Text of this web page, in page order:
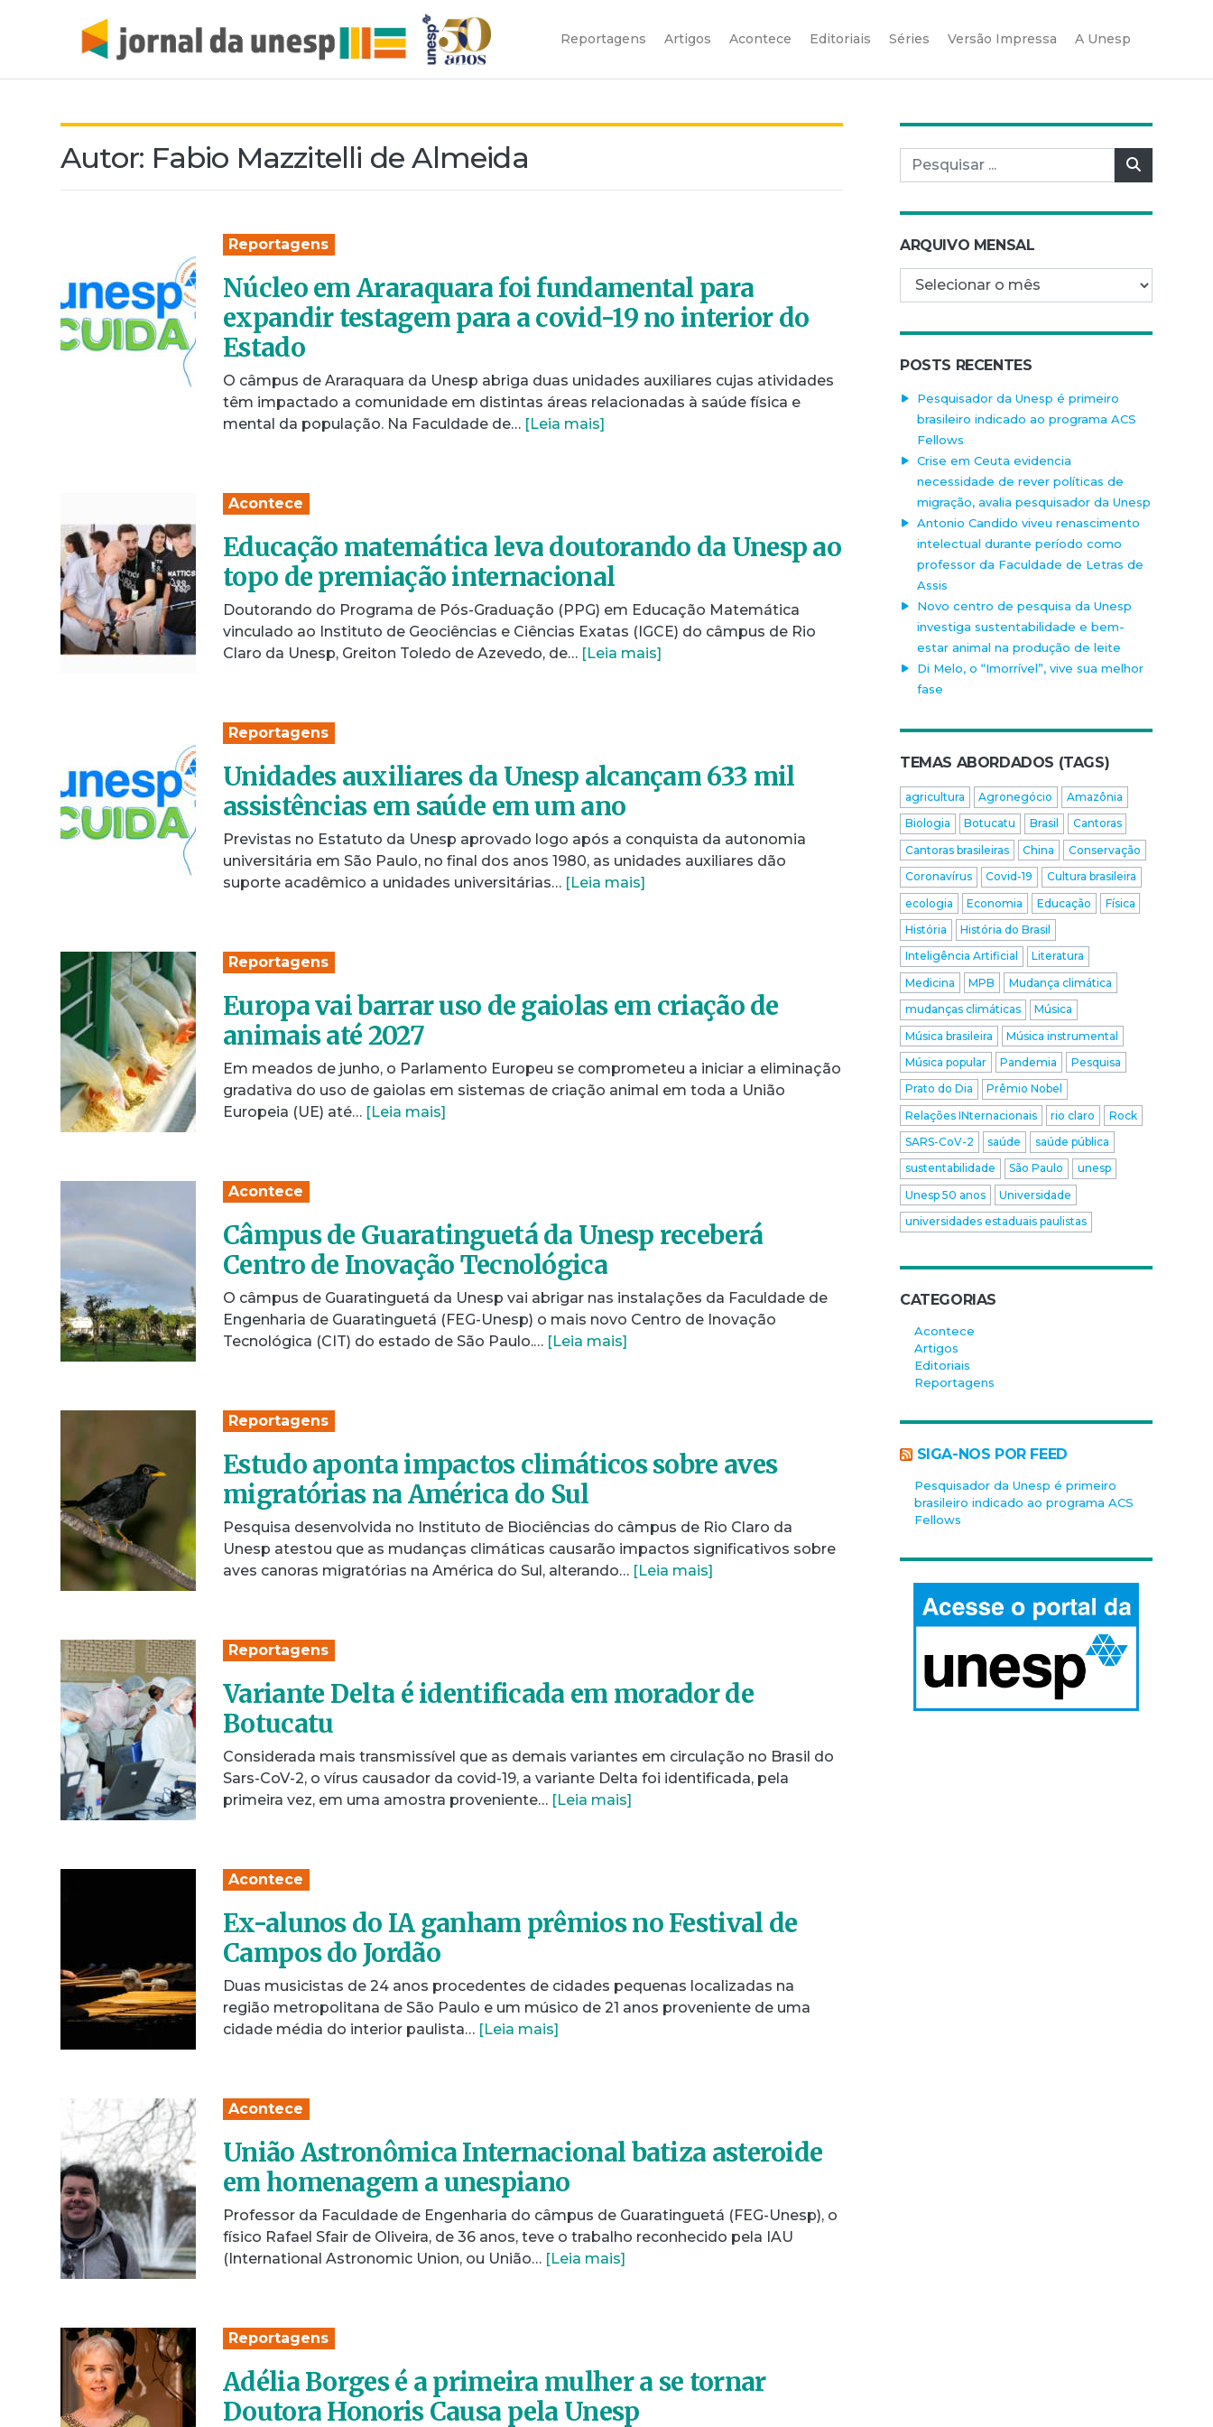
Reportagens Artigos Acontece Editoriais Séries Versão Impressa A Unesp
Autor: Fabio Mazzitelli de Almeida
Reportagens
Núcleo em Araraquara foi fundamental para
expandir testagem para a covid-19 no interior do
Estado
O câmpus de Araraquara da Unesp abriga duas unidades auxiliares cujas atividades
têm impactado a comunidade em distintas áreas relacionadas à saúde física e
mental da população. Na Faculdade de… [Leia mais]
Acontece
Educação matemática leva doutorando da Unesp ao
topo de premiação internacional
Doutorando do Programa de Pós-Graduação (PPG) em Educação Matemática
vinculado ao Instituto de Geociências e Ciências Exatas (IGCE) do câmpus de Rio
Claro da Unesp, Greiton Toledo de Azevedo, de… [Leia mais]
Reportagens
Unidades auxiliares da Unesp alcançam 633 mil
assistências em saúde em um ano
Previstas no Estatuto da Unesp aprovado logo após a conquista da autonomia
universitária em São Paulo, no final dos anos 1980, as unidades auxiliares dão
suporte acadêmico a unidades universitárias… [Leia mais]
Reportagens
Europa vai barrar uso de gaiolas em criação de
animais até 2027
Em meados de junho, o Parlamento Europeu se comprometeu a iniciar a eliminação
gradativa do uso de gaiolas em sistemas de criação animal em toda a União
Europeia (UE) até… [Leia mais]
Acontece
Câmpus de Guaratinguetá da Unesp receberá
Centro de Inovação Tecnológica
O câmpus de Guaratinguetá da Unesp vai abrigar nas instalações da Faculdade de
Engenharia de Guaratinguetá (FEG-Unesp) o mais novo Centro de Inovação
Tecnológica (CIT) do estado de São Paulo.… [Leia mais]
Reportagens
Estudo aponta impactos climáticos sobre aves
migratórias na América do Sul
Pesquisa desenvolvida no Instituto de Biociências do câmpus de Rio Claro da
Unesp atestou que as mudanças climáticas causarão impactos significativos sobre
aves canoras migratórias na América do Sul, alterando… [Leia mais]
Reportagens
Variante Delta é identificada em morador de
Botucatu
Considerada mais transmissível que as demais variantes em circulação no Brasil do
Sars-CoV-2, o vírus causador da covid-19, a variante Delta foi identificada, pela
primeira vez, em uma amostra proveniente… [Leia mais]
Acontece
Ex-alunos do IA ganham prêmios no Festival de
Campos do Jordão
Duas musicistas de 24 anos procedentes de cidades pequenas localizadas na
região metropolitana de São Paulo e um músico de 21 anos proveniente de uma
cidade média do interior paulista… [Leia mais]
Acontece
União Astronômica Internacional batiza asteroide
em homenagem a unespiano
Professor da Faculdade de Engenharia do câmpus de Guaratinguetá (FEG-Unesp), o
físico Rafael Sfair de Oliveira, de 36 anos, teve o trabalho reconhecido pela IAU
(International Astronomic Union, ou União… [Leia mais]
Reportagens
Adélia Borges é a primeira mulher a se tornar
Doutora Honoris Causa pela Unesp
Pesquisar por:
ARQUIVO MENSAL
Arquivo mensal
POSTS RECENTES
Pesquisador da Unesp é primeiro
brasileiro indicado ao programa ACS
Fellows
Crise em Ceuta evidencia
necessidade de rever políticas de
migração, avalia pesquisador da Unesp
Antonio Candido viveu renascimento
intelectual durante período como
professor da Faculdade de Letras de
Assis
Novo centro de pesquisa da Unesp
investiga sustentabilidade e bem-
estar animal na produção de leite
Di Melo, o “Imorrível”, vive sua melhor
fase
TEMAS ABORDADOS (TAGS)
agricultura Agronegócio
Amazônia
Biologia
Botucatu Brasil
Cantoras
Cantoras brasileiras
China
Conservação
Coronavírus
Covid-19
Cultura brasileira
ecologia
Economia Educação
Física
História
História do Brasil
Inteligência Artificial
Literatura
Medicina
MPB
Mudança climática
mudanças climáticas
Música
Música brasileira
Música instrumental
Música popular
Pandemia
Pesquisa
Prato do Dia
Prêmio Nobel
Relações INternacionais
rio claro
Rock
SARS-CoV-2
saúde
saúde pública
sustentabilidade
São Paulo
unesp
Unesp 50 anos
Universidade
universidades estaduais paulistas
CATEGORIAS
Acontece
Artigos
Editoriais
Reportagens
SIGA-NOS POR FEED
Pesquisador da Unesp é primeiro
brasileiro indicado ao programa ACS
Fellows